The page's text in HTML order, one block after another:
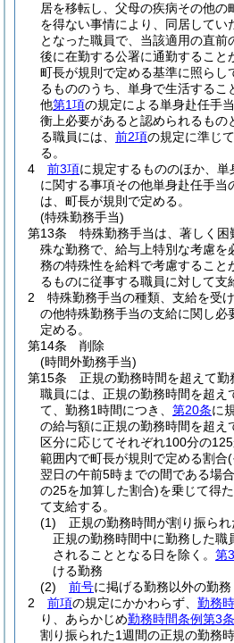
居を移転し、父母の疾病その他の
を得ない事情により、同居してい
となった職員で、当該適用の直前
後に在勤する公署に通勤すること
町長が規則で定める基準に照らし
るもののうち、単身で生活するこ
他第1項の規定による単身赴任手
衡上必要があると認められるもの
る職員には、 前2項の規定に準じ
る。
4
前3項に規定するもののほか、
に関する事項その他単身赴任手当
は、町長が規則で定める。
(特殊勤務手当)
第13条
特殊勤務手当は、著しく
殊な勤務で、給与上特別な考慮を
務の特殊性を給料で考慮すること
るものに従事する職員に対して支
2
特殊勤務手当の種類、支給を受
の他特殊勤務手当の支給に関し必
定める。
第14条
削除
(時間外勤務手当)
第15条
正規の勤務時間を超えて
職員には、正規の勤務時間を超え
て、勤務1時間につき、 第20条に
の給与額に正規の勤務時間を超え
区分に応じてそれぞれ100分の
範囲内で町長が規則で定める割合(
翌日の午前5時までの間である場
の25を加算した割合)を乗じて得
て支給する。
(1)
正規の勤務時間が割り振られ
正規の勤務時間中に勤務した職
されることとなる日を除く。 第
ける勤務
(2)
前号に掲げる勤務以外の勤務
2
前項の規定にかかわらず、 勤務
り、あらかじめ勤務時間条例第3
割り振られた1週間の正規の勤務